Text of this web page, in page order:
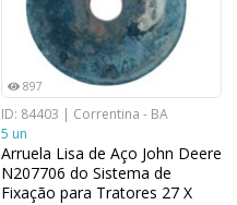
897
ID: 84403 | Correntina - BA
5 un
Arruela Lisa de Aço John Deere
N207706 do Sistema de
Fixação para Tratores 27 X